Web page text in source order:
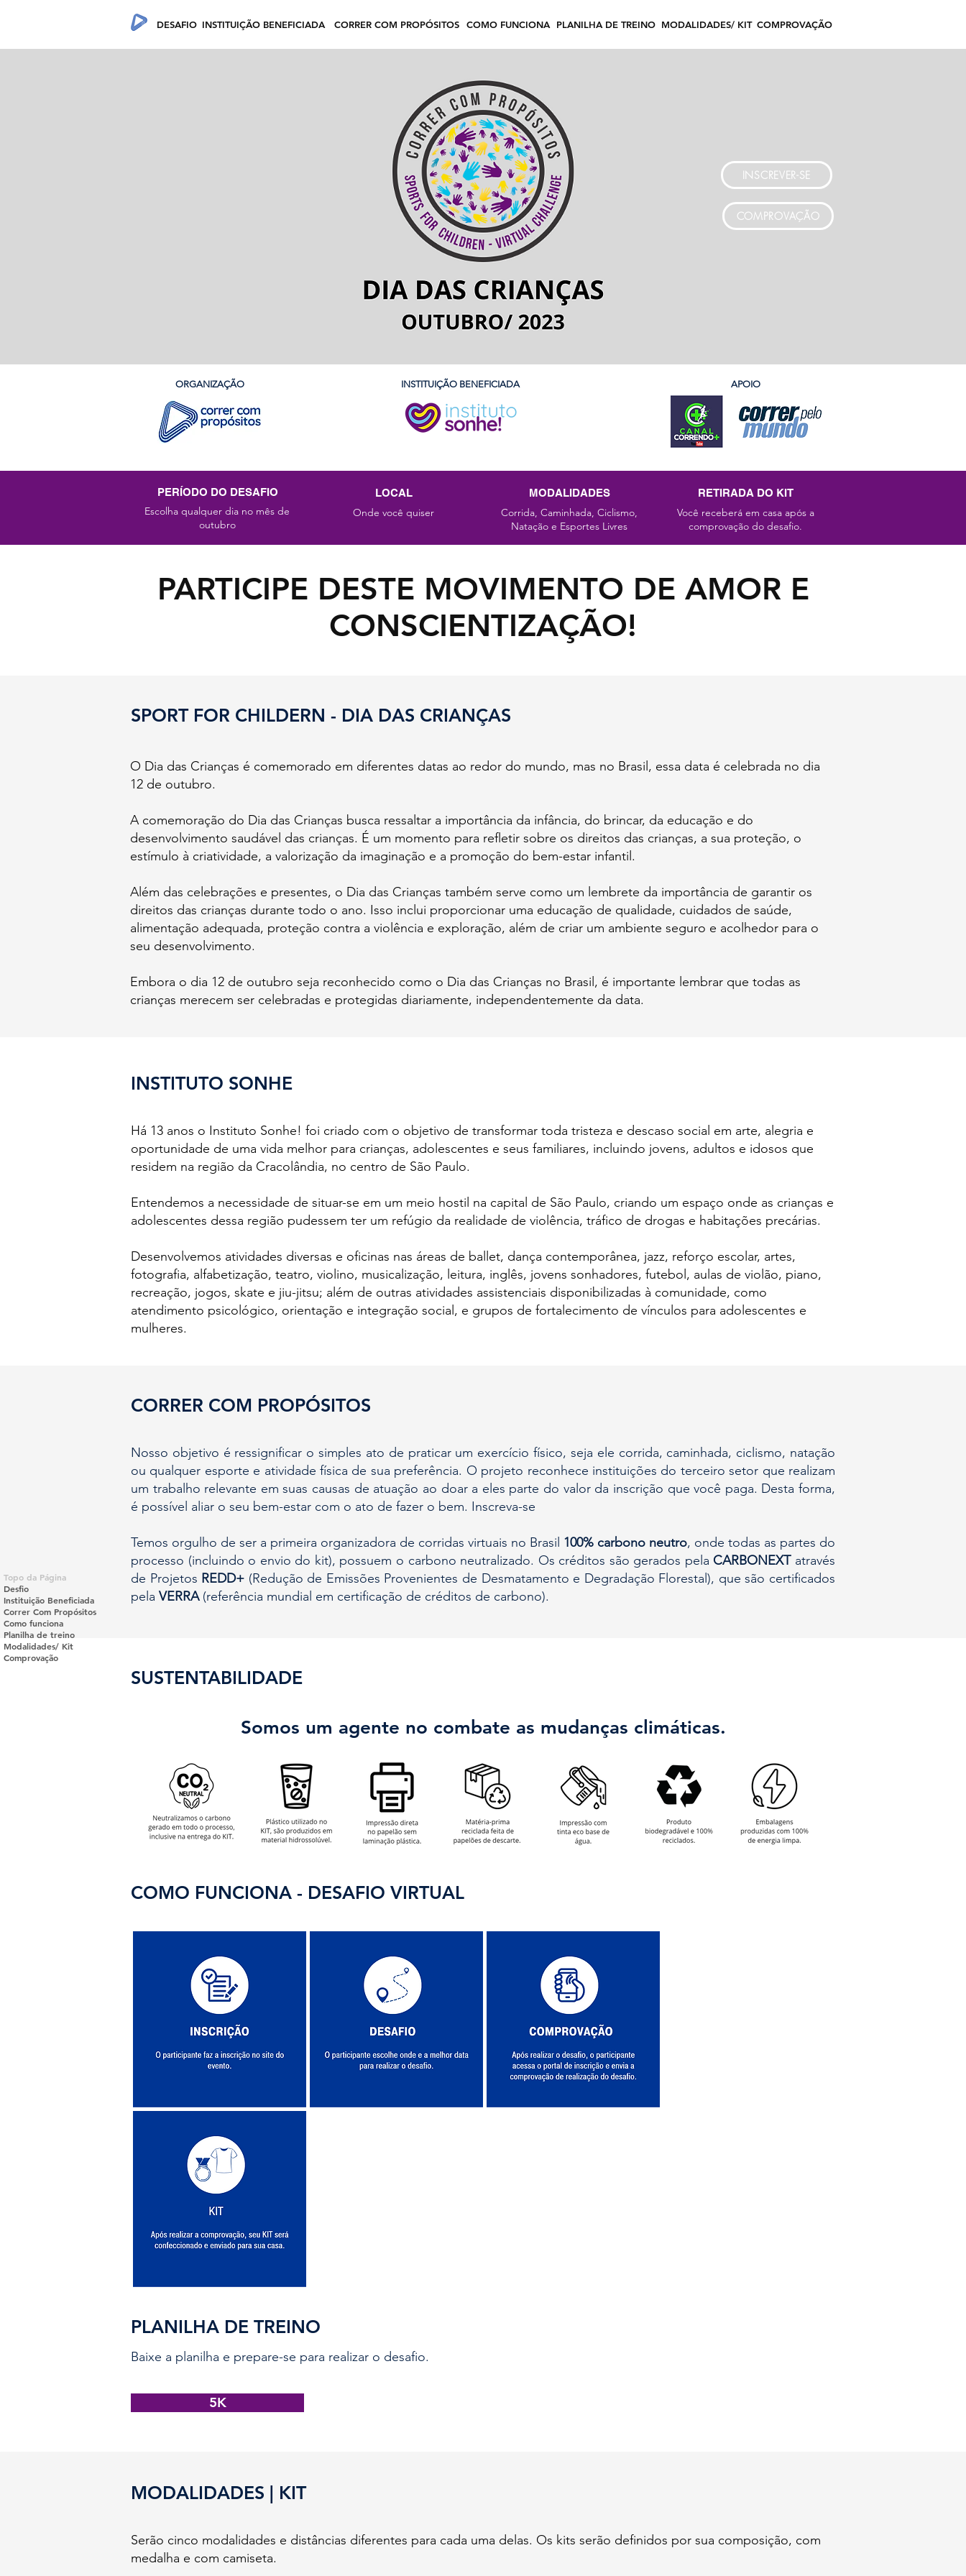
Topo da Página
Desfio
Instituição Beneficiada
Correr Com Propósitos
Como funciona
Planilha de treino
Modalidades/ Kit
Comprovação
DESAFIO INSTITUIÇÃO BENEFICIADA CORRER COM PROPÓSITOS COMO FUNCIONA PLANILHA DE TREINO MODALIDADES/ KIT COMPROVAÇÃO
INSCREVER-SE
COMPROVAÇÃO
ORGANIZAÇÃO INSTITUIÇÃO BENEFICIADA APOIO
PERÍODO DO DESAFIO
Escolha qualquer dia no mês de
outubro
LOCAL
Onde você quiser
MODALIDADES
Corrida, Caminhada, Ciclismo,
Natação e Esportes Livres
RETIRADA DO KIT
Você receberá em casa após a
comprovação do desafio.
PARTICIPE DESTE MOVIMENTO DE AMOR E
CONSCIENTIZAÇÃO!
SPORT FOR CHILDERN - DIA DAS CRIANÇAS
O Dia das Crianças é comemorado em diferentes datas ao redor do mundo, mas no Brasil, essa data é celebrada no dia
12 de outubro.
A comemoração do Dia das Crianças busca ressaltar a importância da infância, do brincar, da educação e do
desenvolvimento saudável das crianças. É um momento para refletir sobre os direitos das crianças, a sua proteção, o
estímulo à criatividade, a valorização da imaginação e a promoção do bem-estar infantil.
Além das celebrações e presentes, o Dia das Crianças também serve como um lembrete da importância de garantir os
direitos das crianças durante todo o ano. Isso inclui proporcionar uma educação de qualidade, cuidados de saúde,
alimentação adequada, proteção contra a violência e exploração, além de criar um ambiente seguro e acolhedor para o
seu desenvolvimento.
Embora o dia 12 de outubro seja reconhecido como o Dia das Crianças no Brasil, é importante lembrar que todas as
crianças merecem ser celebradas e protegidas diariamente, independentemente da data.
INSTITUTO SONHE
Há 13 anos o Instituto Sonhe! foi criado com o objetivo de transformar toda tristeza e descaso social em arte, alegria e
oportunidade de uma vida melhor para crianças, adolescentes e seus familiares, incluindo jovens, adultos e idosos que
residem na região da Cracolândia, no centro de São Paulo.
Entendemos a necessidade de situar-se em um meio hostil na capital de São Paulo, criando um espaço onde as crianças e
adolescentes dessa região pudessem ter um refúgio da realidade de violência, tráfico de drogas e habitações precárias.
Desenvolvemos atividades diversas e oficinas nas áreas de ballet, dança contemporânea, jazz, reforço escolar, artes,
fotografia, alfabetização, teatro, violino, musicalização, leitura, inglês, jovens sonhadores, futebol, aulas de violão, piano,
recreação, jogos, skate e jiu-jitsu; além de outras atividades assistenciais disponibilizadas à comunidade, como
atendimento psicológico, orientação e integração social, e grupos de fortalecimento de vínculos para adolescentes e
mulheres.
CORRER COM PROPÓSITOS
Nosso objetivo é ressignificar o simples ato de praticar um exercício físico, seja ele corrida, caminhada, ciclismo, natação
ou qualquer esporte e atividade física de sua preferência. O projeto reconhece instituições do terceiro setor que realizam
um trabalho relevante em suas causas de atuação ao doar a eles parte do valor da inscrição que você paga. Desta forma,
é possível aliar o seu bem-estar com o ato de fazer o bem. Inscreva-se
Temos orgulho de ser a primeira organizadora de corridas virtuais no Brasil 100% carbono neutro, onde todas as partes do
processo (incluindo o envio do kit), possuem o carbono neutralizado. Os créditos são gerados pela CARBONEXTatravés
de Projetos REDD+ (Redução de Emissões Provenientes de Desmatamento e Degradação Florestal), que são certificados
pela VERRA (referência mundial em certificação de créditos de carbono).
SUSTENTABILIDADE
Somos um agente no combate as mudanças climáticas.
COMO FUNCIONA - DESAFIO VIRTUAL
PLANILHA DE TREINO
Baixe a planilha e prepare-se para realizar o desafio.
5K
MODALIDADES | KIT
Serão cinco modalidades e distâncias diferentes para cada uma delas. Os kits serão definidos por sua composição, com
medalha e com camiseta.